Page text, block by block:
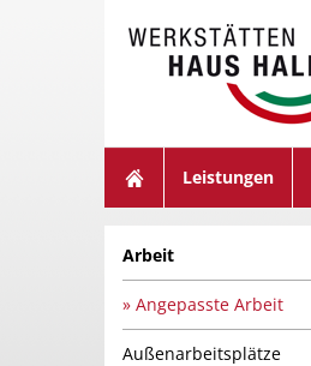
Leistungen
Arbeit
Angepasste Arbeit
Außenarbeitsplätze